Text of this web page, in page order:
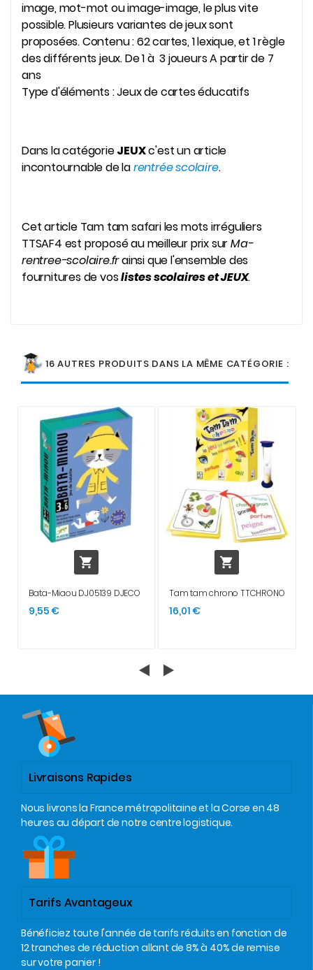
image, mot-mot ou image-image, le plus vite
possible. Plusieurs variantes de jeux sont
proposées. Contenu : 62 cartes, 1 lexique, et 1 règle
des différents jeux. De 1 à 3 joueurs A partir de 7
ans
Type d'éléments : Jeux de cartes éducatifs
Dans la catégorieJEUXc'est un article
incontournable de larentrée scolaire.
Cet article Tam tam safari les mots irréguliers
TTSAF4 est proposé au meilleur prix surMa-
rentree-scolaire.frainsi que l'ensemble des
fournitures de voslistes scolaires et JEUX.
16 AUTRES PRODUITS DANS LA MÊME CATÉGORIE :

Bata-Miaou DJ05139 DJECO
9,55 €

Tam tam chrono TTCHRONO
16,01 €
Livraisons Rapides
Nous livrons la France métropolitaine et la Corse en 48
heures au départ de notre centre logistique.
Tarifs Avantageux
Bénéficiez toute l'année de tarifs réduits en fonction de
12 tranches de réduction allant de 8% à 40% de remise
sur votre panier !